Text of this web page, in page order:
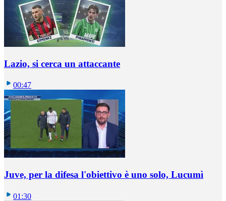
Lazio, si cerca un attaccante
00:47
Juve, per la difesa l'obiettivo è uno solo, Lucumì
01:30